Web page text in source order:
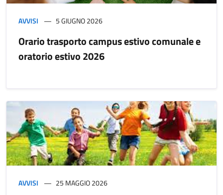
AVVISI 5 GIUGNO 2026
Orario trasporto campus estivo comunale e
oratorio estivo 2026
AVVISI 25 MAGGIO 2026